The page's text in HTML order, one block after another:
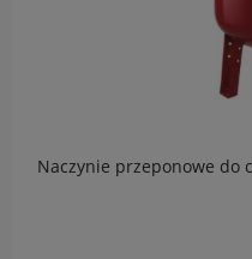
Naczynie przeponowe do